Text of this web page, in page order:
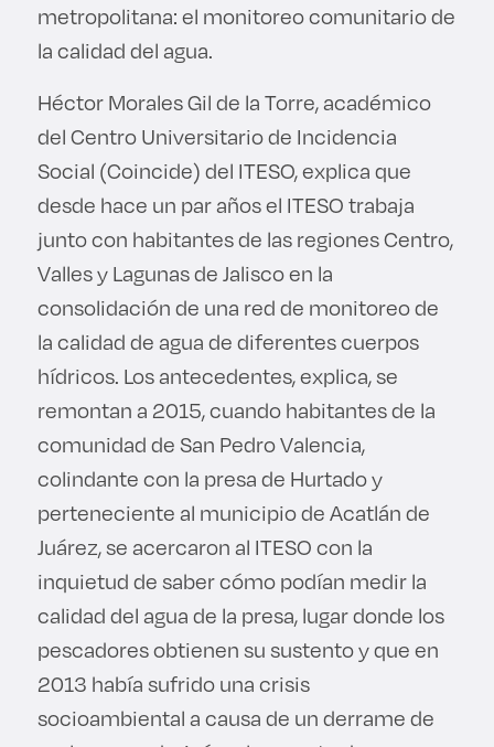
metropolitana: el monitoreo comunitario de
la calidad del agua.
Héctor Morales Gil de la Torre, académico
del Centro Universitario de Incidencia
Social (Coincide) del ITESO, explica que
desde hace un par años el ITESO trabaja
junto con habitantes de las regiones Centro,
Valles y Lagunas de Jalisco en la
consolidación de una red de monitoreo de
la calidad de agua de diferentes cuerpos
hídricos. Los antecedentes, explica, se
remontan a 2015, cuando habitantes de la
comunidad de San Pedro Valencia,
colindante con la presa de Hurtado y
perteneciente al municipio de Acatlán de
Juárez, se acercaron al ITESO con la
inquietud de saber cómo podían medir la
calidad del agua de la presa, lugar donde los
pescadores obtienen su sustento y que en
2013 había sufrido una crisis
socioambiental a causa de un derrame de